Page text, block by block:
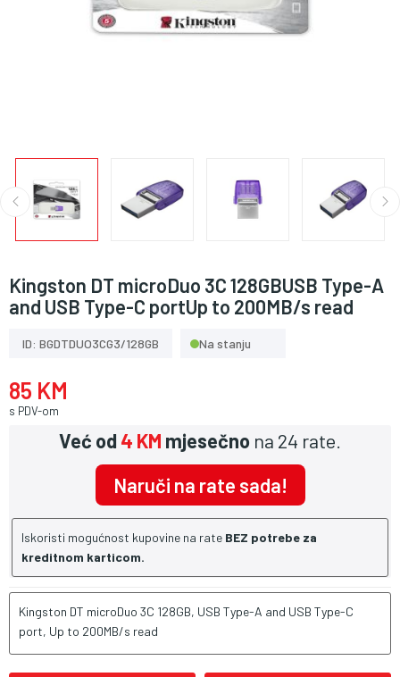
Kingston DT microDuo 3C 128GBUSB Type-A
and USB Type-C portUp to 200MB/s read
ID: BGDTDUO3CG3/128GB Na stanju
85 KM
s PDV-om
Već od4 KM mjesečno na 24 rate.
Naruči na rate sada!
Iskoristi mogućnost kupovine na rate BEZ potrebe za
kreditnom karticom.
Kingston DT microDuo 3C 128GB, USB Type-A and USB Type-C
port, Up to 200MB/s read